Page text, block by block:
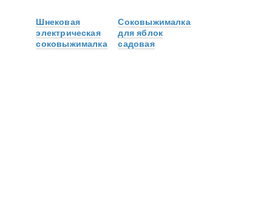
Шнековая
электрическая
соковыжималка
Соковыжималка
для яблок
садовая